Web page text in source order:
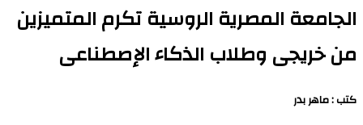
الجامعة المصرية الروسية تكرم المتميزين
من خريجى وطلاب الذكاء الإصطناعى
كتب : ماهر بدر